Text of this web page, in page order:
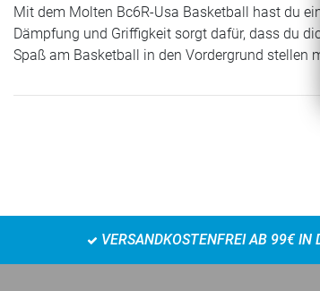
Mit dem Molten Bc6R-Usa Basketball hast du
Dämpfung und Griffigkeit sorgt dafür, dass du
Spaß am Basketball in den Vordergrund stellen
VERSANDKOSTENFREI AB 99€ IN